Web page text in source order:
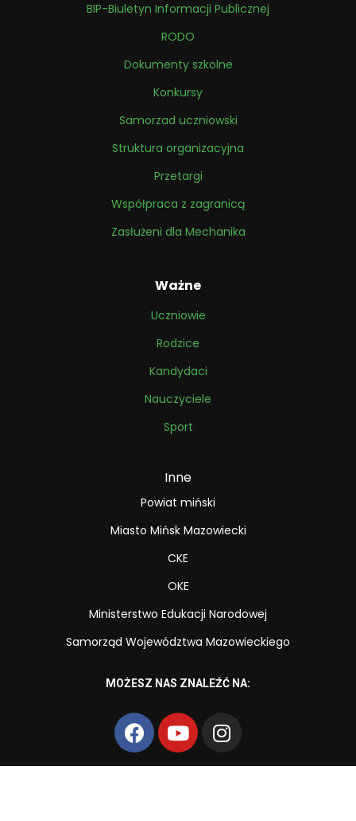
BIP-Biuletyn Informacji Publicznej
RODO
Dokumenty szkolne
Konkursy
Samorzad uczniowski
Struktura organizacyjna
Przetargi
Współpraca z zagranicą
Zasłużeni dla Mechanika
Ważne
Uczniowie
Rodzice
Kandydaci
Nauczyciele
Sport
Inne
Powiat miński
Miasto Mińsk Mazowiecki
CKE
OKE
Ministerstwo Edukacji Narodowej
Samorząd Województwa Mazowieckiego
MOŻESZ NAS ZNALEŹĆ NA: